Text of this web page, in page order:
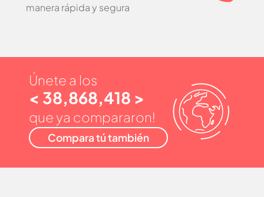
manera rápida y segura
Únete a los
< 38,868,418 >
que ya compararon!
Compara tú también